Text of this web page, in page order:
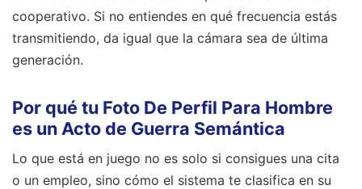
cooperativo. Si no entiendes en qué frecuencia estás
transmitiendo, da igual que la cámara sea de última
generación.
Por qué tu Foto De Perfil Para Hombre
es un Acto de Guerra Semántica
Lo que está en juego no es solo si consigues una cita
o un empleo, sino cómo el sistema te clasifica en su